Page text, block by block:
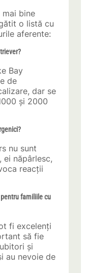
mai bine
o listă cu
aferente:
Bay
de
dar se
și 2000
nu sunt
ei năpârlesc,
reacții
familiile cu
fi excelenți
să fie
și
au nevoie de